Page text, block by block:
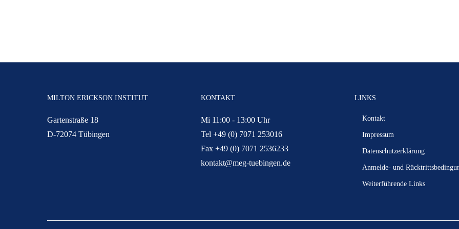
MILTON ERICKSON INSTITUT
Gartenstraße 18
D-72074 Tübingen
KONTAKT
Mi 11:00 - 13:00 Uhr
Tel +49 (0) 7071 253016
Fax +49 (0) 7071 2536233
kontakt@meg-tuebingen.de
LINKS
Kontakt
Impressum
Datenschutzerklärung
Anmelde- und
Weiterführende Links